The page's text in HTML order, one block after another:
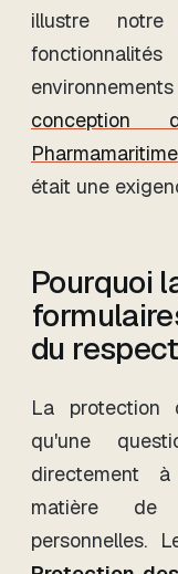
illustre
Pharmamaritime
était une
Pourquoi
du
La protection
qu'une
directement
matière de
personnelles.